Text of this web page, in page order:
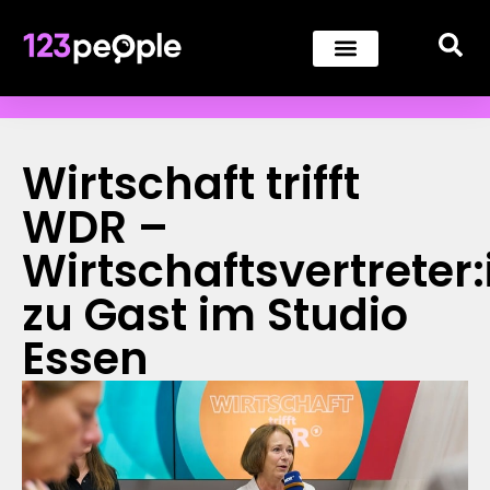
Wirtschaft trifft
WDR –
zu Gast im Studio
Essen